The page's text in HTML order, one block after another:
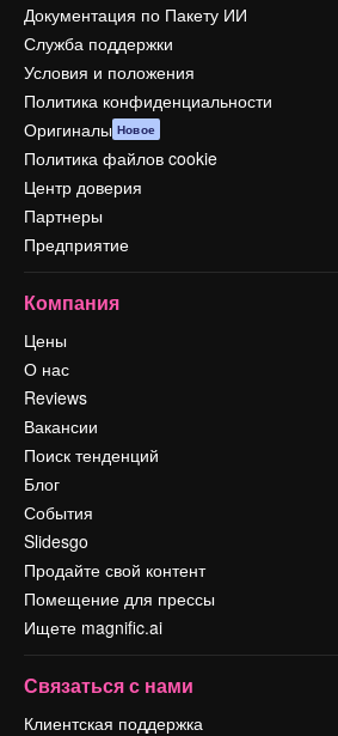
Документация по Пакету ИИ
Служба поддержки
Условия и положения
Политика конфиденциальности
Оригиналы Новое
Политика файлов cookie
Центр доверия
Партнеры
Предприятие
Компания
Цены
О нас
Reviews
Вакансии
Поиск тенденций
Блог
События
Slidesgo
Продайте свой контент
Помещение для прессы
Ищете magnific.ai
Связаться с нами
Клиентская поддержка